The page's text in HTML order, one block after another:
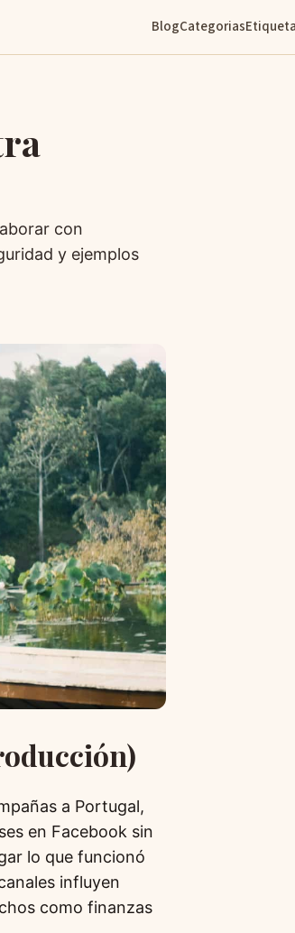
BlogCategorias
con
y ejemplos
a Portugal,
en Facebook sin
lo que funcionó
influyen
como finanzas